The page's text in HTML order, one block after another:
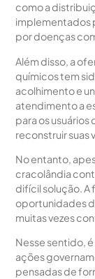
como a
implementados
por doenças
Além disso, a
químicos tem
acolhimento e
atendimento a
para os
reconstruir suas
No entanto,
cracolândia
difícil solução. A
oportunidades
muitas vezes
Nesse sentido,
ações
pensadas de